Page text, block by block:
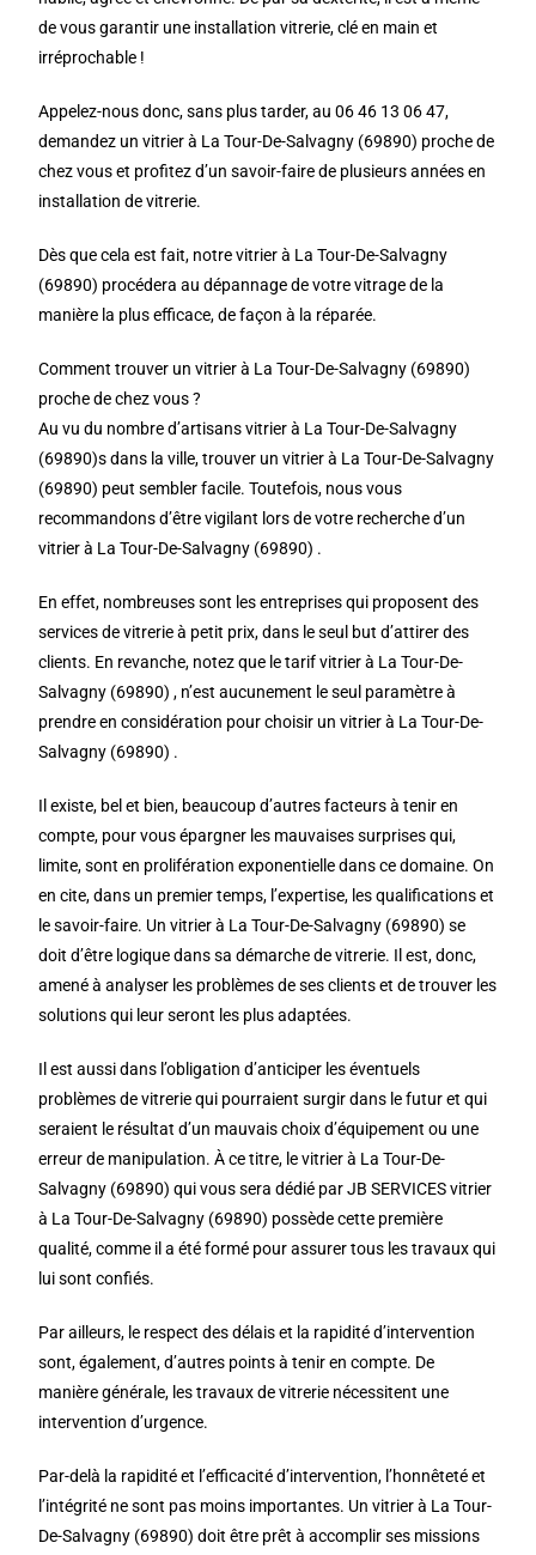
de vous garantir une installation vitrerie, clé en main et
irréprochable !
Appelez-nous donc, sans plus tarder, au 06 46 13 06 47,
demandez un vitrier à La Tour-De-Salvagny (69890) proche de
chez vous et profitez d’un savoir-faire de plusieurs années en
installation de vitrerie.
Dès que cela est fait, notre vitrier à La Tour-De-Salvagny
(69890) procédera au dépannage de votre vitrage de la
manière la plus efficace, de façon à la réparée.
Comment trouver un vitrier à La Tour-De-Salvagny (69890)
proche de chez vous ?
Au vu du nombre d’artisans vitrier à La Tour-De-Salvagny
(69890)s dans la ville, trouver un vitrier à La Tour-De-Salvagny
(69890) peut sembler facile. Toutefois, nous vous
recommandons d’être vigilant lors de votre recherche d’un
vitrier à La Tour-De-Salvagny (69890) .
En effet, nombreuses sont les entreprises qui proposent des
services de vitrerie à petit prix, dans le seul but d’attirer des
clients. En revanche, notez que le tarif vitrier à La Tour-De-
Salvagny (69890) , n’est aucunement le seul paramètre à
prendre en considération pour choisir un vitrier à La Tour-De-
Salvagny (69890) .
Il existe, bel et bien, beaucoup d’autres facteurs à tenir en
compte, pour vous épargner les mauvaises surprises qui,
limite, sont en prolifération exponentielle dans ce domaine. On
en cite, dans un premier temps, l’expertise, les qualifications et
le savoir-faire. Un vitrier à La Tour-De-Salvagny (69890) se
doit d’être logique dans sa démarche de vitrerie. Il est, donc,
amené à analyser les problèmes de ses clients et de trouver les
solutions qui leur seront les plus adaptées.
Il est aussi dans l’obligation d’anticiper les éventuels
problèmes de vitrerie qui pourraient surgir dans le futur et qui
seraient le résultat d’un mauvais choix d’équipement ou une
erreur de manipulation. À ce titre, le vitrier à La Tour-De-
Salvagny (69890) qui vous sera dédié par JB SERVICES vitrier
à La Tour-De-Salvagny (69890) possède cette première
qualité, comme il a été formé pour assurer tous les travaux qui
lui sont confiés.
Par ailleurs, le respect des délais et la rapidité d’intervention
sont, également, d’autres points à tenir en compte. De
manière générale, les travaux de vitrerie nécessitent une
intervention d’urgence.
Par-delà la rapidité et l’efficacité d’intervention, l’honnêteté et
l’intégrité ne sont pas moins importantes. Un vitrier à La Tour-
De-Salvagny (69890) doit être prêt à accomplir ses missions